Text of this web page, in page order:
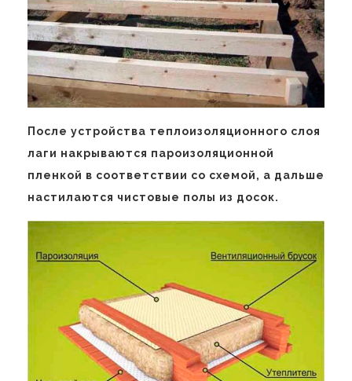
После устройства теплоизоляционного слоя
лаги накрываются пароизоляционной
пленкой в соответствии со схемой, а дальше
настилаются чистовые полы из досок.